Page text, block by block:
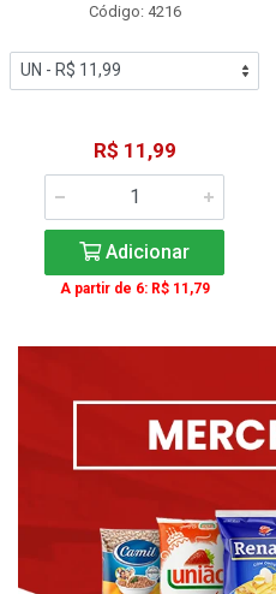
Código: 4216
R$ 11,99
Adicionar
A partir de 6: R$ 11,79